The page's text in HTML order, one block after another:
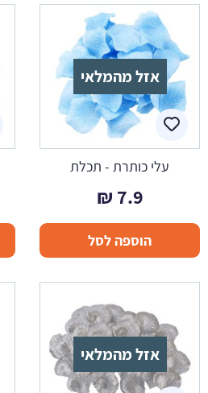
אזל מהמלאי
עלי כותרת - תכלת
7.9
₪
הוספה לסל
אזל מהמלאי